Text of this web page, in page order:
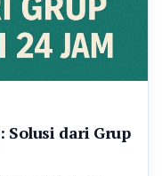
Solusi dari Grup